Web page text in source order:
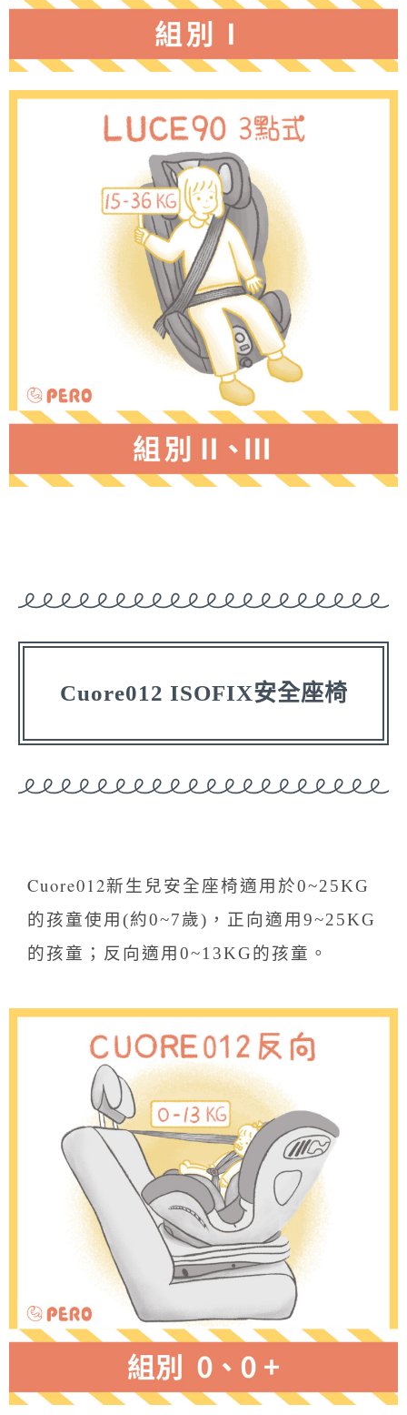
Cuore012 ISOFIX安全座椅
Cuore012新生兒安全座椅適用於0~25KG
的孩童使用(約0~7歲)，正向適用9~25KG
的孩童；反向適用0~13KG的孩童。